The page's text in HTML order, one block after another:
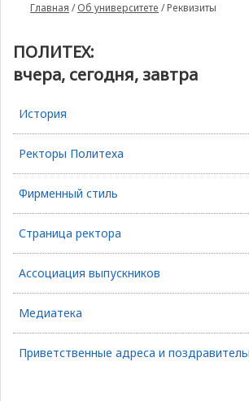
Главная /Об университете /Реквизиты
ПОЛИТЕХ:
вчера, сегодня, завтра
История
Ректоры Политеха
Фирменный стиль
Страница ректора
Ассоциация выпускников
Медиатека
Приветственные адреса и